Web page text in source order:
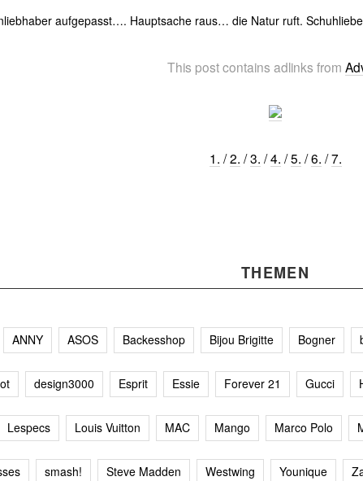
aufgepasst…. Hauptsache raus… die Natur ruft.
This post contains adlinks from
1. /2. /3. /4. /5. /6. /7.
THEMEN
ANNY ASOS Backesshop Bijou Brigitte Bogner
design3000 Esprit Essie Forever 21 Gucci
Lespecs Louis Vuitton MAC Mango Marco Polo
smash! Steve Madden Westwing Younique